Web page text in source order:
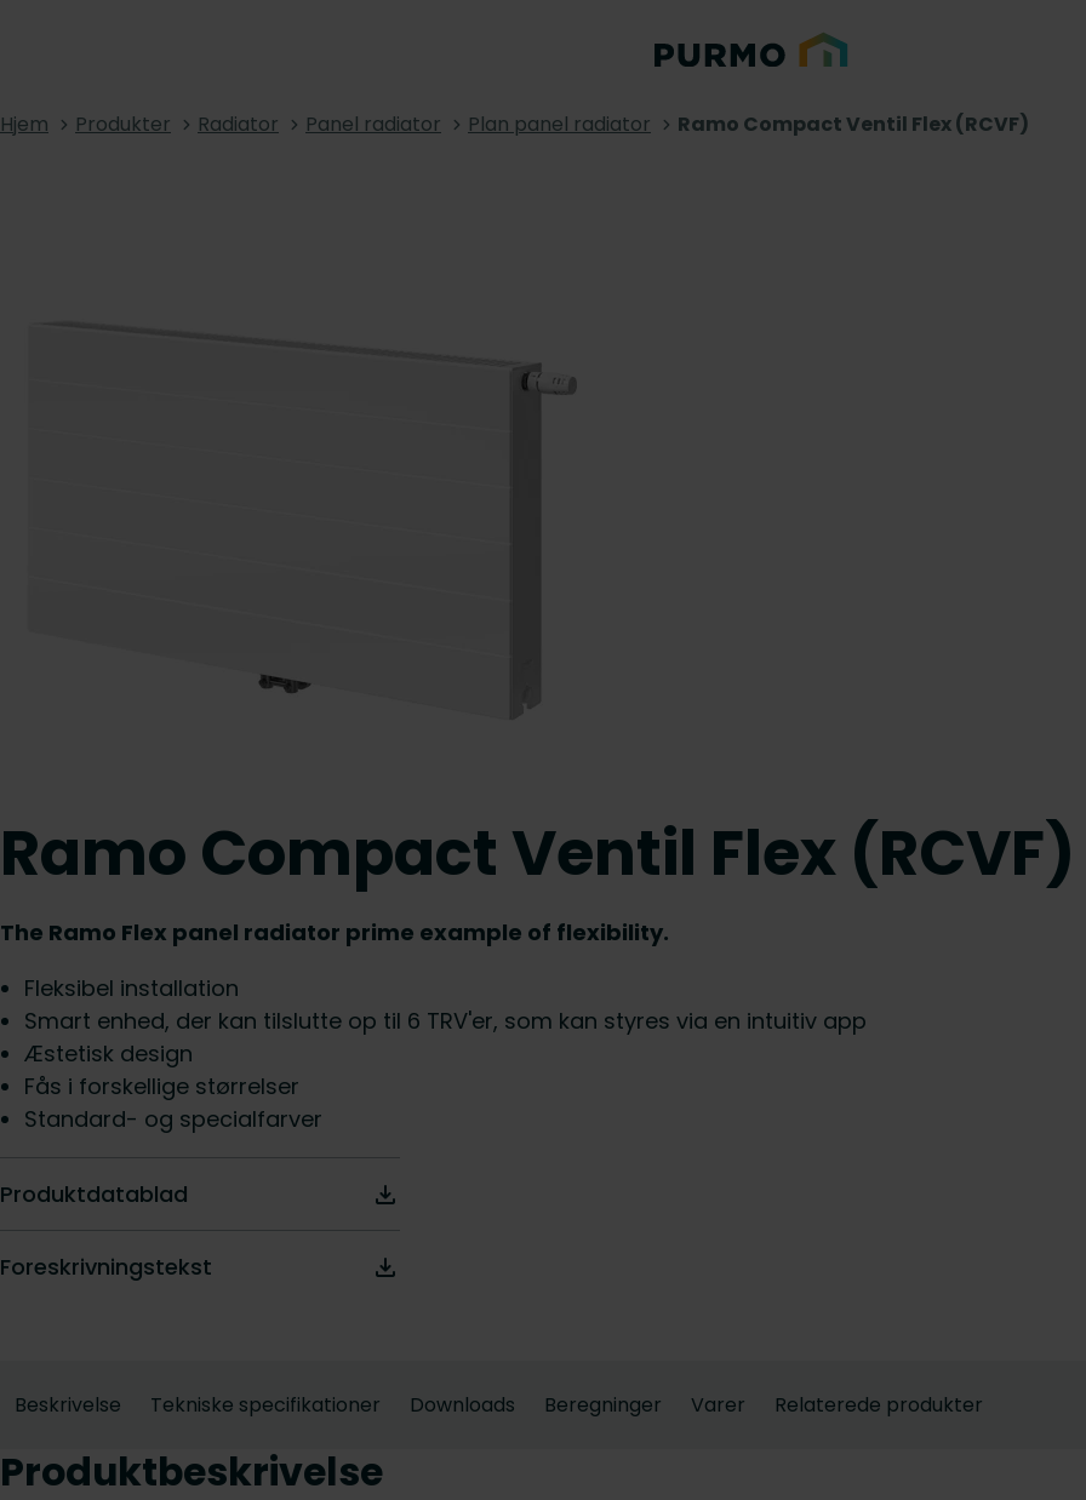
Hjem Produkter Radiator Panel radiator Plan panel radiator Ramo Compact Ventil Flex (RCVF)
Ramo Compact Ventil Flex (RCVF)
The Ramo Flex panel radiator prime example of flexibility.
Fleksibel installation
Smart enhed, der kan tilslutte op til 6 TRV'er, som kan styres via en intuitiv app
Æstetisk design
Fås i forskellige størrelser
Standard- og specialfarver
Produktdatablad
Foreskrivningstekst
Beskrivelse Tekniske specifikationer Downloads Beregninger Varer Relaterede produkter
Produktbeskrivelse